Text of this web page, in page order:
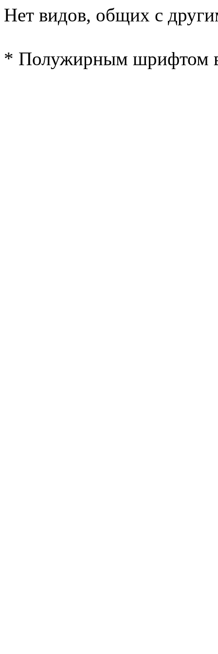
Нет видов, общих с
* Полужирным шрифтом